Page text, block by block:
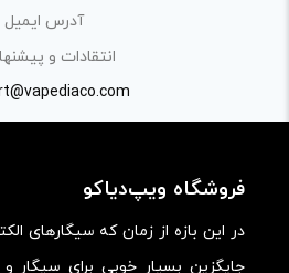
امکانات و قابلیت ها:
آدرس ایمیل
انتقادات و
فروشگاه ویپ‌دیاکو
در این بازه از زمان که سیگارهای
جایگزین بسیار خوبی برای سیگار